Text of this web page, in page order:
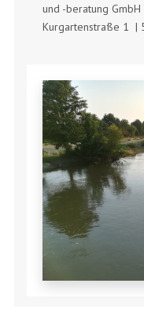
und -beratung GmbH
Kurgartenstraße 1 |